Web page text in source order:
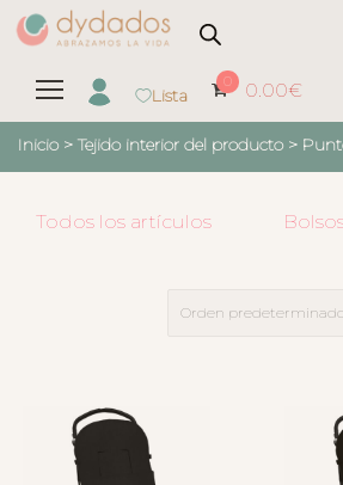
Lista
0 0.00€
Inicio > Tejido interior del producto >
Todos los artículos